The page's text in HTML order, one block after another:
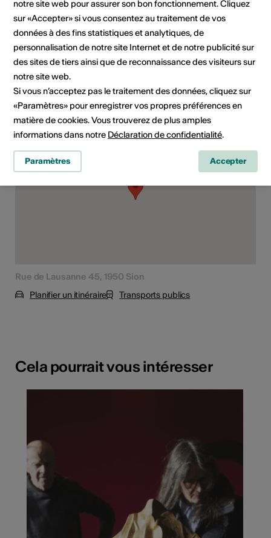
Domaine
Type d'événement
Exposition
Classe d'âge
Tout public
Lieu de l'événement
Rue de Lausanne 45, 1950 Sion
Planifier un itinéraire
Transports publics
Cela pourrait vous intéresser
notre site web pour assurer son bon fonctionnement. Cliquez
sur «Accepter» si vous consentez au traitement de vos
données à des fins statistiques et analytiques, de
personnalisation de notre site Internet et de notre publicité sur
des sites de tiers ainsi que de reconnaissance des visiteurs sur
notre site web.
Si vous n’acceptez pas le traitement des données, cliquez sur
«Paramètres» pour enregistrer vos propres préférences en
matière de cookies. Vous trouverez de plus amples
informations dans notre Déclaration de confidentialité.
Paramètres Accepter